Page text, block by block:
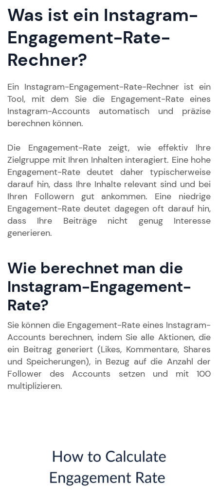
Was ist ein Instagram-
Engagement-Rate-
Rechner?
Ein Instagram-Engagement-Rate-Rechner ist ein
Tool, mit dem Sie die Engagement-Rate eines
Instagram-Accounts automatisch und präzise
berechnen können.
Die Engagement-Rate zeigt, wie effektiv Ihre
Zielgruppe mit Ihren Inhalten interagiert. Eine hohe
Engagement-Rate deutet daher typischerweise
darauf hin, dass Ihre Inhalte relevant sind und bei
Ihren Followern gut ankommen. Eine niedrige
Engagement-Rate deutet dagegen oft darauf hin,
dass Ihre Beiträge nicht genug Interesse
generieren.
Wie berechnet man die
Instagram-Engagement-
Rate?
Sie können die Engagement-Rate eines Instagram-
Accounts berechnen, indem Sie alle Aktionen, die
ein Beitrag generiert (Likes, Kommentare, Shares
und Speicherungen), in Bezug auf die Anzahl der
Follower des Accounts setzen und mit 100
multiplizieren.